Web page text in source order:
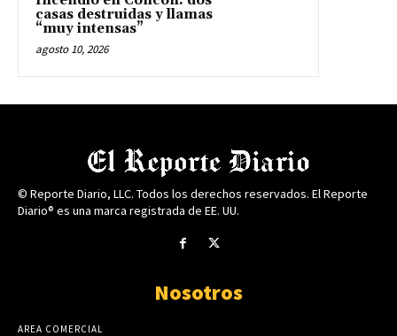
casas destruidas y llamas
“muy intensas”
agosto 10, 2026
© Reporte Diario, LLC. Todos los derechos reservados. El Reporte
Diario® es una marca registrada de EE. UU.
Nosotros
AREA COMERCIAL